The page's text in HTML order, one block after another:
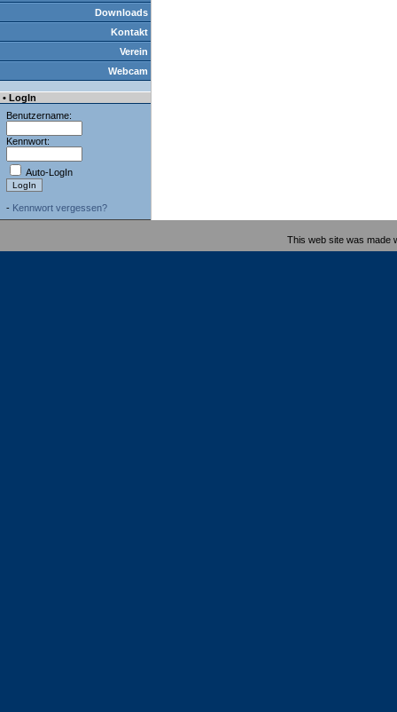
Downloads
Kontakt
Verein
Webcam
• LogIn
Benutzername:
Kennwort:
Auto-LogIn
- Kennwort vergessen?
This web site was made